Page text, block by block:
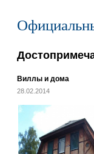
Виллы и дома
28.02.2014